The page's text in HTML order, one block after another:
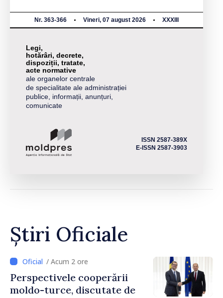
Nr. 363-366 Vineri, 07 august 2026 XXXIII
Legi,
hotărâri, decrete,
dispoziții, tratate,
acte normative
ale organelor centrale
de specialitate ale administrației
publice, informații, anunțuri,
comunicate
ISSN 2587-389X
E-ISSN 2587-3903
Știri Oficiale
/ Acum 2 ore
Perspectivele cooperării
moldo-turce, discutate de